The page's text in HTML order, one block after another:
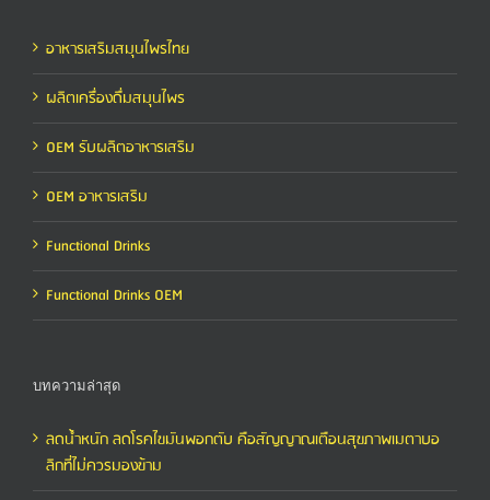
อาหารเสริมสมุนไพรไทย
ผลิตเครื่องดื่มสมุนไพร
OEM รับผลิตอาหารเสริม
OEM อาหารเสริม
Functional Drinks
Functional Drinks OEM
บทความล่าสุด
ลดน้ำหนัก ลดโรคไขมันพอกตับ คือสัญญาณเตือนสุขภาพเมตาบอ
ลิกที่ไม่ควรมองข้าม